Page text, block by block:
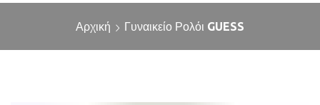
Αρχική Γυναικείο Ρολόι GUESS